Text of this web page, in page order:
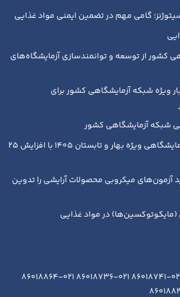
گامی مهم در تضمین ایمنی مواد غذایی
کشور از توسعه و توانمندسازی آزمایشگاه‌های
اعتبار ویژه شبکه آزمایشگاهی کشور برای
شبکه آزمایشگاهی کشور
یارانه خدمات اعتباری آزمایشگاهی ویژه بهار و تابستان ۱۴۰۵ با افزایش ۲۵
آزمون‌های میکروبی محصولات آرایشی را تدوین
در مواد غذایی
تلفن : 021-86018760 021-86018741 021-86018736 021-86018864